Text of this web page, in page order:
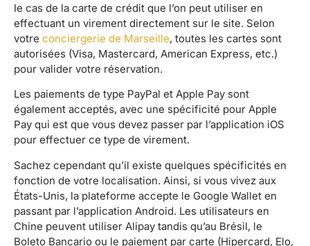
le cas de la carte de crédit que l’on peut utiliser en
effectuant un virement directement sur le site. Selon
votre conciergerie de Marseille, toutes les cartes sont
autorisées (Visa, Mastercard, American Express, etc.)
pour valider votre réservation.
Les paiements de type PayPal et Apple Pay sont
également acceptés, avec une spécificité pour Apple
Pay qui est que vous devez passer par l’application iOS
pour effectuer ce type de virement.
Sachez cependant qu’il existe quelques spécificités en
fonction de votre localisation. Ainsi, si vous vivez aux
États-Unis, la plateforme accepte le Google Wallet en
passant par l’application Android. Les utilisateurs en
Chine peuvent utiliser Alipay tandis qu’au Brésil, le
Boleto Bancario ou le paiement par carte (Hipercard, Elo,